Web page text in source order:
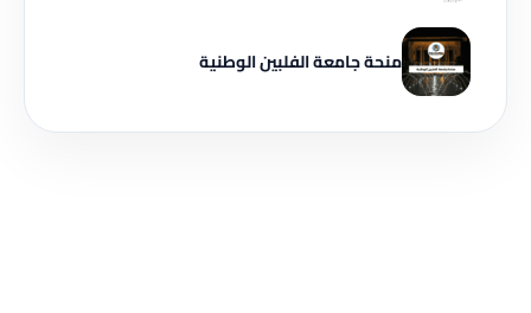
منحة جامعة الفلبين الوطنية